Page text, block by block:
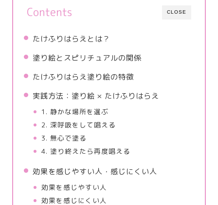
CLOSE
Contents
たけふりはらえとは？
塗り絵とスピリチュアルの関係
たけふりはらえ塗り絵の特徴
実践方法：塗り絵 × たけふりはらえ
1. 静かな場所を選ぶ
2. 深呼吸をして唱える
3. 無心で塗る
4. 塗り終えたら再度唱える
効果を感じやすい人・感じにくい人
効果を感じやすい人
効果を感じにくい人